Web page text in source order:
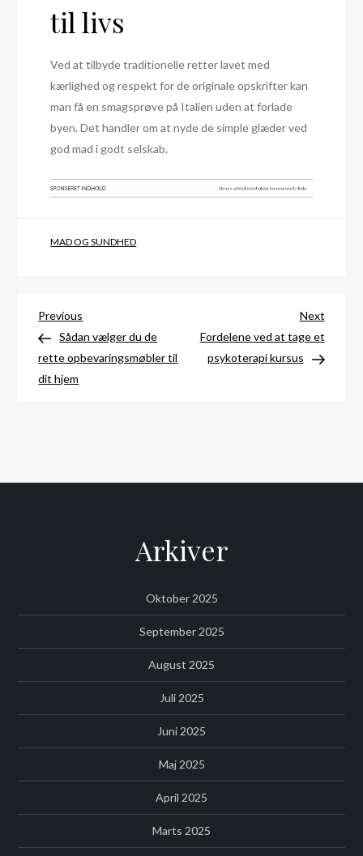
til livs
Ved at tilbyde traditionelle retter lavet med
kærlighed og respekt for de originale opskrifter kan
man få en smagsprøve på Italien uden at forlade
byen. Det handler om at nyde de simple glæder ved
god mad i godt selskab.
MAD OG SUNDHED
Indlægsnavigation
Previous
Post
Previous
Sådan vælger du de
rette opbevaringsmøbler til
dit hjem
Next
Post
Next
Fordelene ved at tage et
psykoterapi kursus
Arkiver
Oktober 2025
September 2025
August 2025
Juli 2025
Juni 2025
Maj 2025
April 2025
Marts 2025